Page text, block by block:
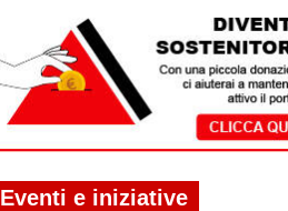
Eventi e iniziative